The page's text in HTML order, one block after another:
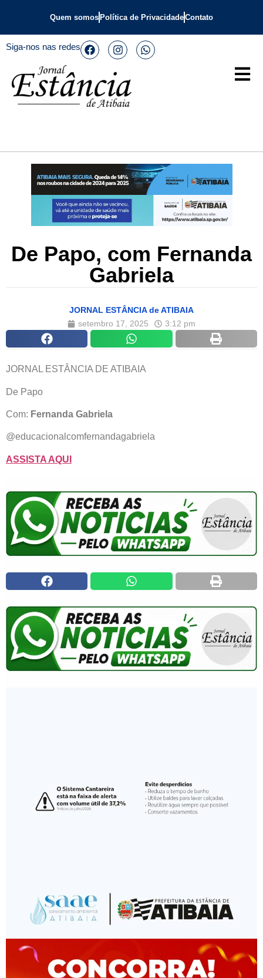
Quem somos Política de PrivacidadeContato
Siga-nos nas redes
De Papo, com Fernanda
Gabriela
JORNAL ESTÂNCIA de ATIBAIA
setembro 17, 2025
3:12 pm
JORNAL ESTÂNCIA DE ATIBAIA
De Papo
Com: Fernanda Gabriela
@educacionalcomfernandagabriela
ASSISTA AQUI